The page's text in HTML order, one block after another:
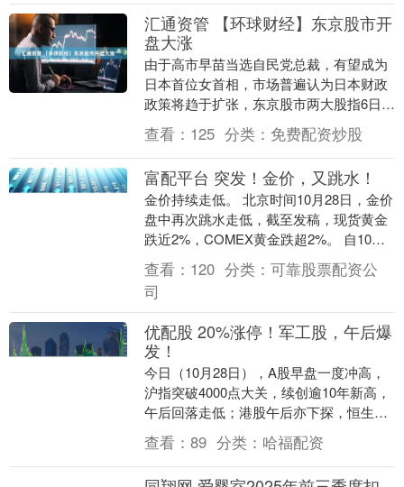
汇通资管 【环球财经】东京股市开
盘大涨
由于高市早苗当选自民党总裁，有望成为
日本首位女首相，市场普遍认为日本财政
政策将趋于扩张，东京股市两大股指6日开
盘大涨。 截至记者发稿，日经股指上涨
1831.54....
查看： 125 分类： 免费配资炒股
富配平台 突发！金价，又跳水！
金价持续走低。 北京时间10月28日，金价
盘中再次跳水走低，截至发稿，现货黄金
跌近2%，COMEX黄金跌超2%。 自10月
20日盘中创下4381.484美元/盎....
查看： 120 分类： 可靠股票配资公
司
优配股 20%涨停！军工股，午后爆
发！
今日（10月28日），A股早盘一度冲高，
沪指突破4000点大关，续创逾10年新高，
午后回落走低；港股午后亦下探，恒生科
技指数跌超1%。 具体来看，沪指盘中在
医药....
查看： 89 分类： 哈福配资